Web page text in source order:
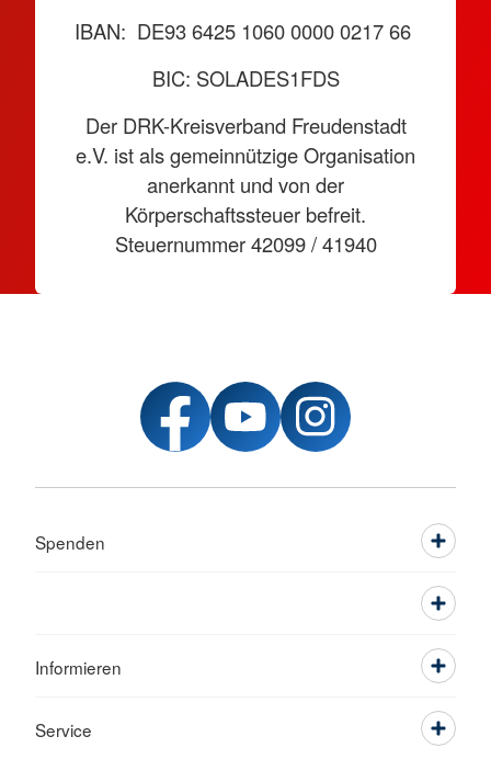
IBAN: DE93 6425 1060 0000 0217 66
BIC: SOLADES1FDS
Der DRK-Kreisverband Freudenstadt
e.V. ist als gemeinnützige Organisation
anerkannt und von der
Körperschaftssteuer befreit.
Steuernummer 42099 / 41940
Spenden
Informieren
Service